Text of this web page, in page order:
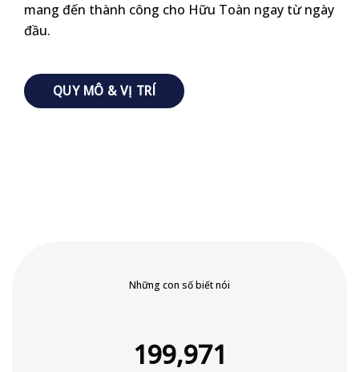
mang đến thành công cho Hữu Toàn ngay từ ngày
đầu.
QUY MÔ & VỊ TRÍ
Những con số biết nói
199,998